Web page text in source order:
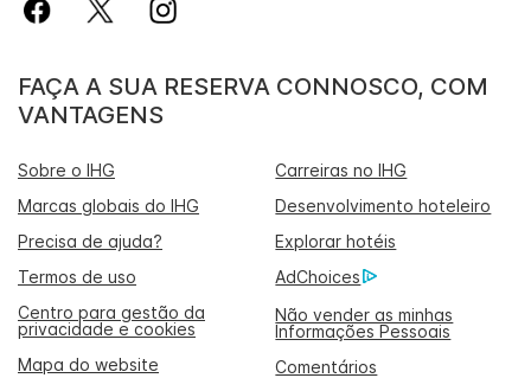
FAÇA A SUA RESERVA CONNOSCO, COM
VANTAGENS
Sobre o IHG
Carreiras no IHG
Marcas globais do IHG
Desenvolvimento hoteleiro
Precisa de ajuda?
Explorar hotéis
Termos de uso
AdChoices
Centro para gestão da
privacidade e cookies
Não vender as minhas
Informações Pessoais
Mapa do website
Comentários